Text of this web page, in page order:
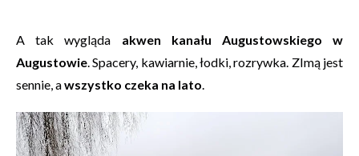
A tak wygląda akwen kanału Augustowskiego w
Augustowie. Spacery, kawiarnie, łodki, rozrywka. ZImą jest
sennie, awszystko czeka na lato.